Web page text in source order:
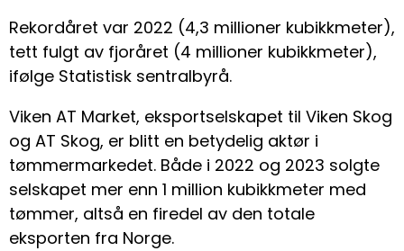
Rekordåret var 2022 (4,3 millioner kubikkmeter),
tett fulgt av fjoråret (4 millioner kubikkmeter),
ifølge Statistisk sentralbyrå.
Viken AT Market, eksportselskapet til Viken Skog
og AT Skog, er blitt en betydelig aktør i
tømmermarkedet. Både i 2022 og 2023 solgte
selskapet mer enn 1 million kubikkmeter med
tømmer, altså en firedel av den totale
eksporten fra Norge.